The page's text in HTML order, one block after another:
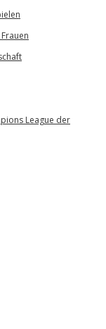
League der